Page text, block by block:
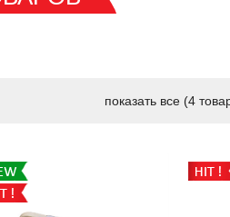
показать все (4